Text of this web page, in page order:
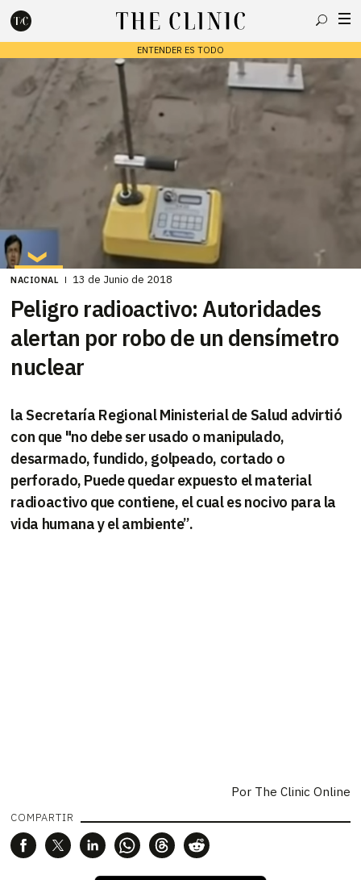
ENTENDER ES TODO
Escribe lo que deseas y presiona enter para buscar
NACIONAL 13 de Junio de 2018
Peligro radioactivo: Autoridades
alertan por robo de un densímetro
nuclear
la Secretaría Regional Ministerial de Salud advirtió
con que "no debe ser usado o manipulado,
desarmado, fundido, golpeado, cortado o
perforado, Puede quedar expuesto el material
radioactivo que contiene, el cual es nocivo para la
vida humana y el ambiente”.
Por The Clinic Online
COMPARTIR